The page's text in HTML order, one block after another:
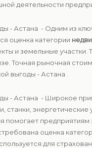
деятельности
- Астана - Одним из
оценка категории
и земельные
Точная рыночная
выгоды - Астана .
- Астана - Широкое
станки,
помогает
оценка
для